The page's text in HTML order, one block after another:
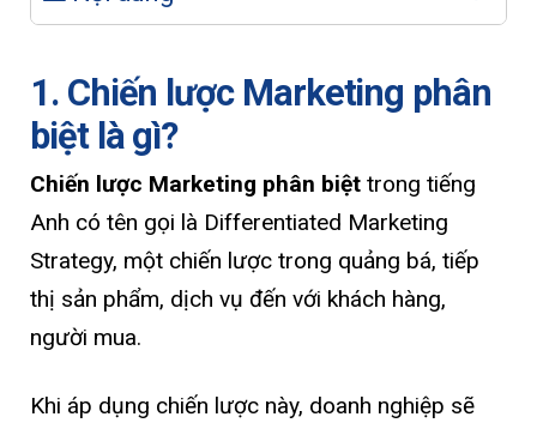
1. Chiến lược Marketing phân
biệt là gì?
Chiến lược Marketing phân biệt trong tiếng
Anh có tên gọi là Differentiated Marketing
Strategy, một chiến lược trong quảng bá, tiếp
thị sản phẩm, dịch vụ đến với khách hàng,
người mua.
Khi áp dụng chiến lược này, doanh nghiệp sẽ